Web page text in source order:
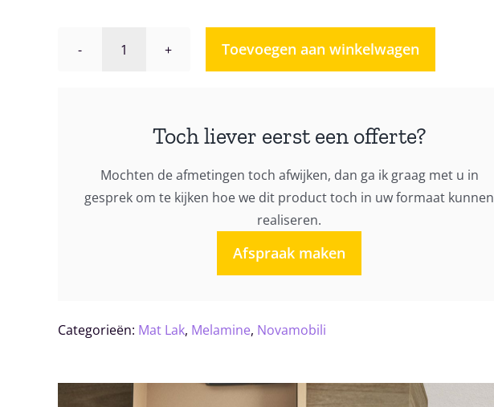
Boekenkast
design
aantal
Toevoegen aan winkelwagen
Toch liever eerst een offerte?
Mochten de afmetingen toch afwijken, dan ga ik graag met u in
gesprek om te kijken hoe we dit product toch in uw formaat kunnen
realiseren.
Afspraak maken
Categorieën: Mat Lak, Melamine, Novamobili